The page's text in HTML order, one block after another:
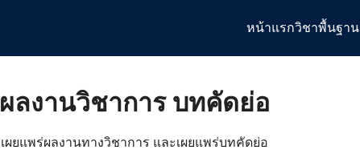
หน้าแรกวิชาพื้นฐาน
ผลงานวิชาการ บทคัดย่อ
เผยแพร่ผลงานทางวิชาการ และเผยแพร่บทคัดย่อ